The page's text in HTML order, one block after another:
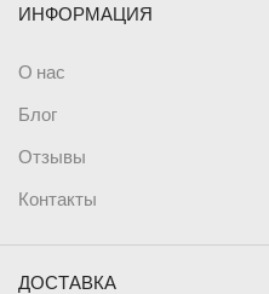
ИНФОРМАЦИЯ
О нас
Блог
Отзывы
Контакты
ДОСТАВКА